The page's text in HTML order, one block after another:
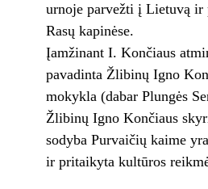
urnoje parvežti į Lietuvą
Rasų kapinėse.­
Įamžinant I. Končiaus
pavadinta Žlibinų Igno
mokykla (dabar Plungės
Žlibinų Igno Končiaus
sodyba Purvaičių kaime
ir pritaikyta kultūros